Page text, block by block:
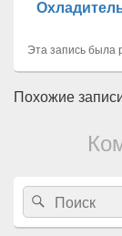
Эта запись была
Похожие
Область
основной
боковой
Search
for:
Search